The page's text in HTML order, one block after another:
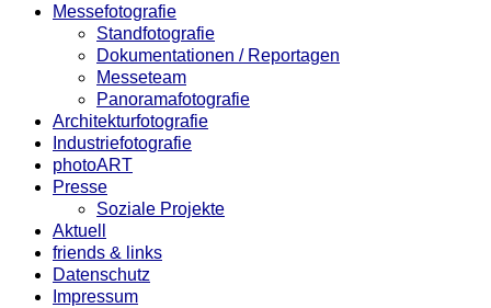
Messefotografie
Standfotografie
Dokumentationen / Reportagen
Messeteam
Panoramafotografie
Architekturfotografie
Industriefotografie
photoART
Presse
Soziale Projekte
Aktuell
friends & links
Datenschutz
Impressum